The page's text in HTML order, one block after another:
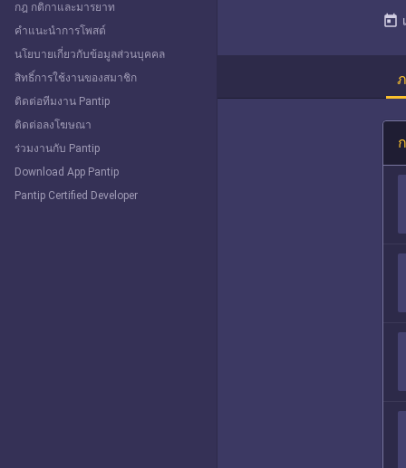
today
Explore
กฎ กติกาและมารยาท
คำแนะนำการโพสต์
นโยบายเกี่ยวกับข้อมูลส่วนบุคคล
สิทธิ์การใช้งานของสมาชิก
ติดต่อทีมงาน Pantip
ติดต่อลงโฆษณา
ร่วมงานกับ Pantip
Download App Pantip
Pantip Certified Developer